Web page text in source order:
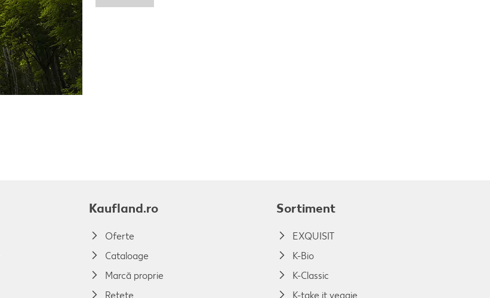
Kaufland.ro
Oferte
Cataloage
Marcă proprie
Rețete
Sortiment
EXQUISIT
K-Bio
K-Classic
K-take it veggie